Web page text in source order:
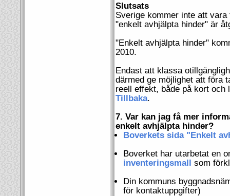
Slutsats
Sverige kommer inte att
"enkelt avhjälpta hinder" är
"Enkelt avhjälpta hinder"
2010.
Endast att klassa
därmed ge möjlighet att föra
reell effekt, både på kort och
Tillbaka.
7. Var kan jag få mer
enkelt avhjälpta hinder?
Boverkets sida "Enkelt
Boverket har utarbetat en
inventeringsmall
som
Din kommuns
för kontaktuppgifter)